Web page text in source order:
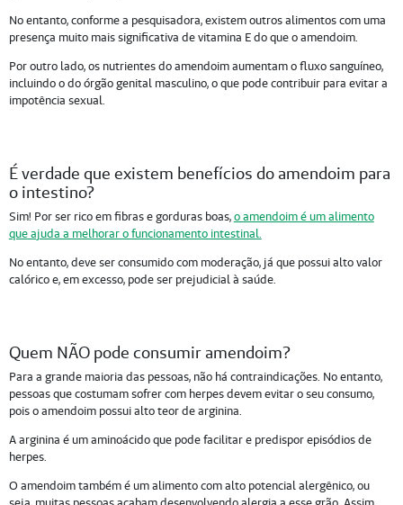
No entanto, conforme a pesquisadora, existem outros alimentos com uma
presença muito mais significativa de vitamina E do que o amendoim.
Por outro lado, os nutrientes do amendoim aumentam o fluxo sanguíneo,
incluindo o do órgão genital masculino, o que pode contribuir para evitar a
impotência sexual.
É verdade que existem benefícios do amendoim para
o intestino?
Sim! Por ser rico em fibras e gorduras boas,o amendoim é um alimento
que ajuda a melhorar o funcionamento intestinal.
No entanto, deve ser consumido com moderação, já que possui alto valor
calórico e, em excesso, pode ser prejudicial à saúde.
Quem NÃO pode consumir amendoim?
Para a grande maioria das pessoas, não há contraindicações. No entanto,
pessoas que costumam sofrer com herpes devem evitar o seu consumo,
pois o amendoim possui alto teor de arginina.
A arginina é um aminoácido que pode facilitar e predispor episódios de
herpes.
O amendoim também é um alimento com alto potencial alergênico, ou